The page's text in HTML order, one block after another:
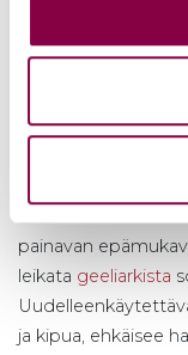
kävelevät
käyttäähikoilusta
painavan
leikata geeliarkista
ja kipua, ehkäisee